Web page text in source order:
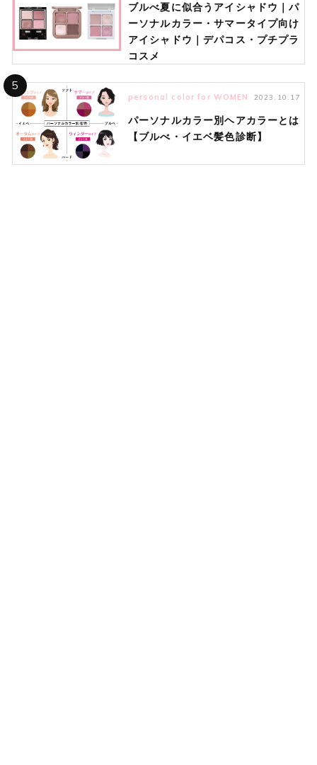
ブルべ夏に似合うアイシャドウ｜パ
ーソナルカラー・サマータイプ向け
アイシャドウ｜デパコス・プチプラ
コスメ
5
personal color for WOMEN 2023.10.17
パーソナルカラー別ヘアカラーとは
【ブルべ・イエベ髪色診断】